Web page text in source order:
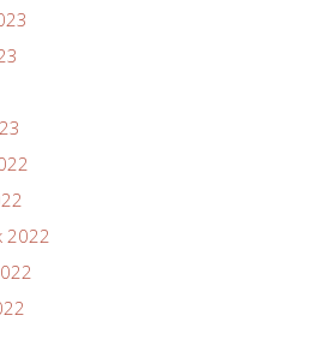
2022